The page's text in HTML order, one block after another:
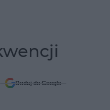
Dodaj do Google